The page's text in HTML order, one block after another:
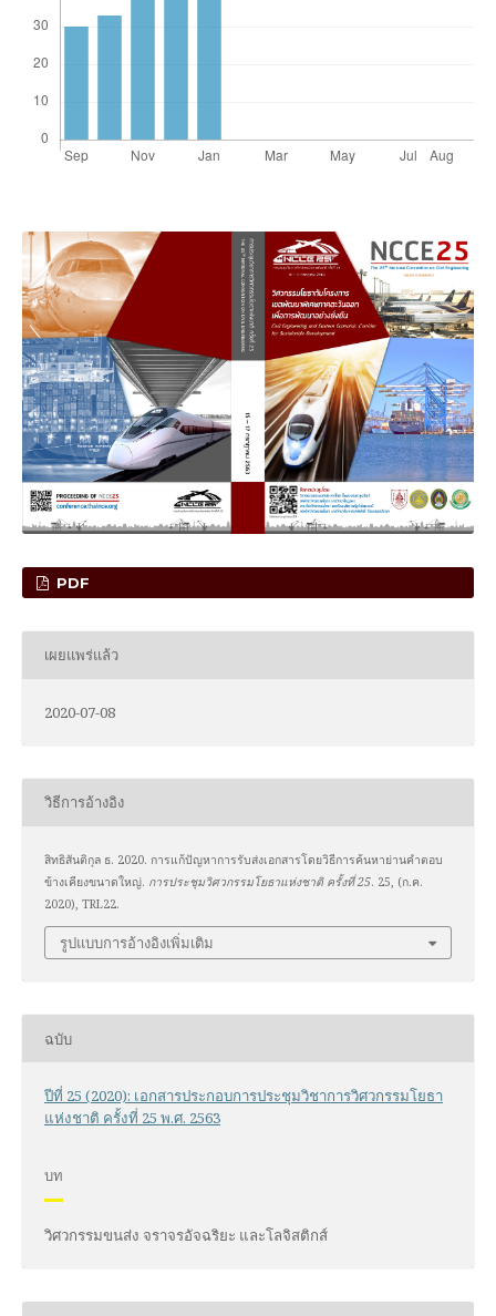
PDF
เผยแพร่แล้ว
2020-07-08
วิธีการอ้างอิง
สิทธิสันติกุล ธ. 2020. การแก้ปัญหาการรับส่งเอกสารโดยวิธีการค้นหาย่านคำตอบ
ข้างเคียงขนาดใหญ่. การประชุมวิศวกรรมโยธาแห่งชาติ ครั้งที่ 25. 25, (ก.ค.
2020), TRL22.
รูปแบบการอ้างอิงเพิ่มเติม
ฉบับ
ปีที่ 25 (2020): เอกสารประกอบการประชุมวิชาการวิศวกรรมโยธา
แห่งชาติ ครั้งที่ 25 พ.ศ. 2563
บท
วิศวกรรมขนส่ง จราจรอัจฉริยะ และโลจิสติกส์